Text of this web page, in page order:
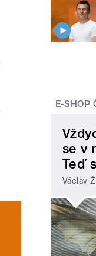
E-SHOP
se v
Teď
Václav